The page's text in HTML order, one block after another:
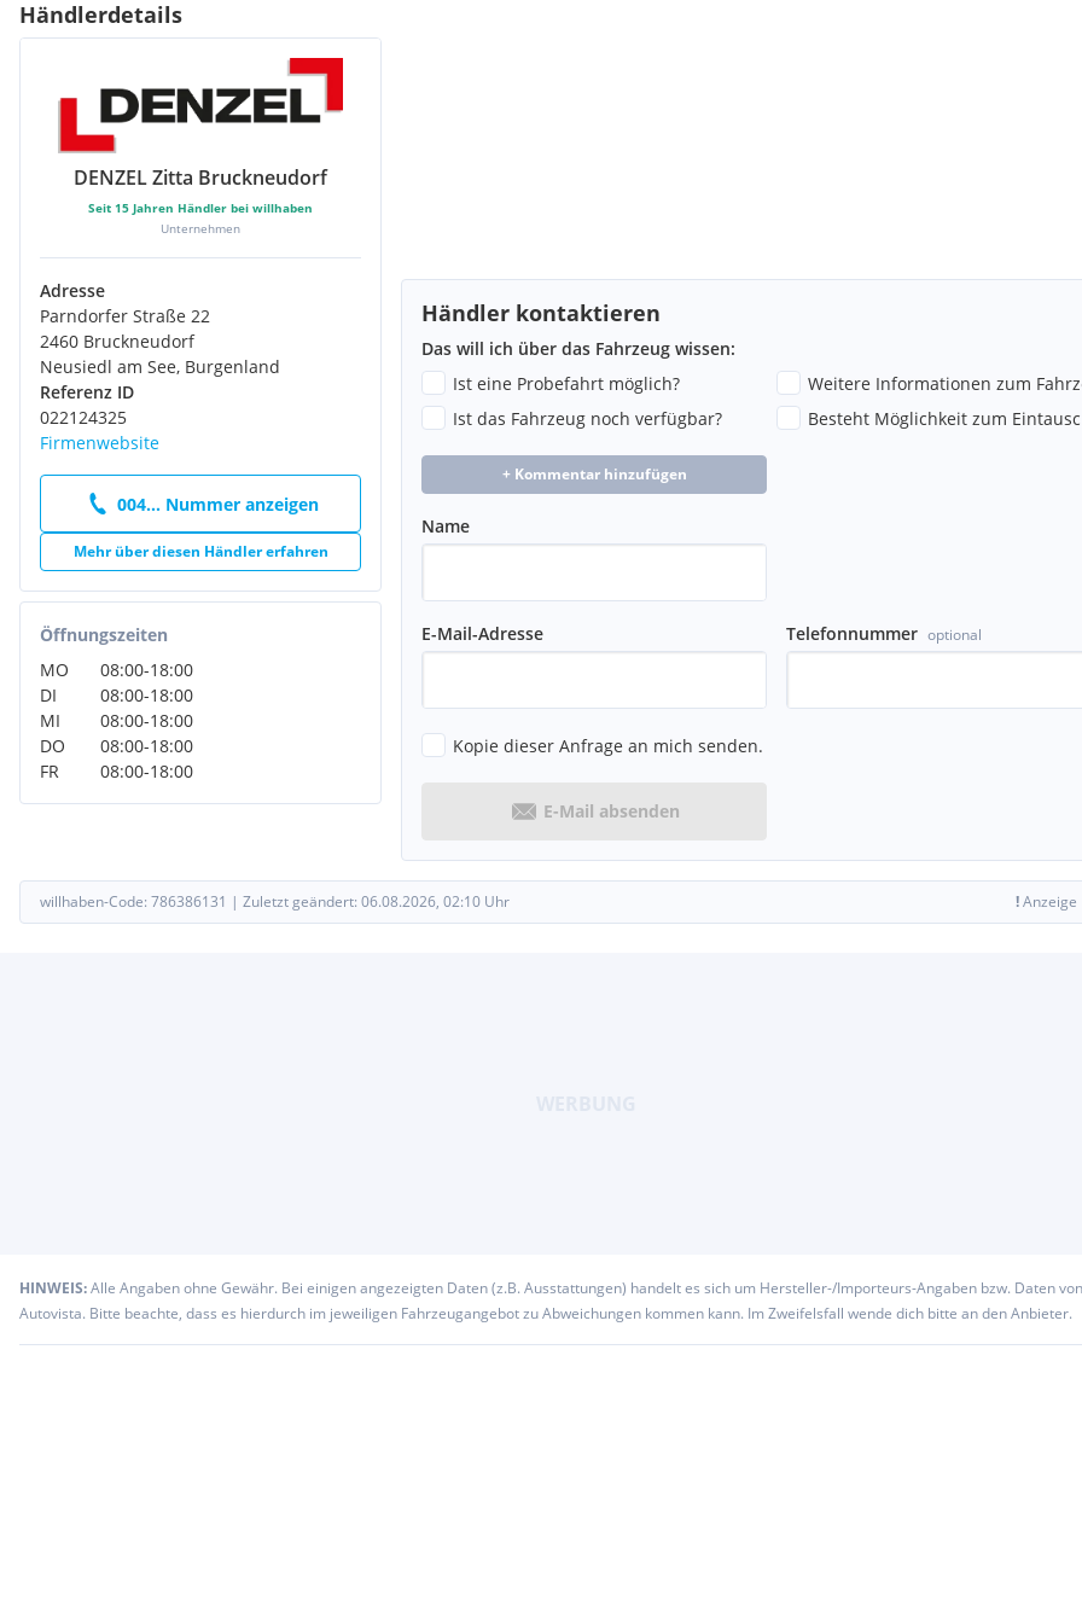
Händlerdetails
DENZEL Zitta Bruckneudorf
Seit 15 Jahren Händler bei willhaben
Unternehmen
Adresse
Parndorfer Straße 22
2460 Bruckneudorf
Neusiedl am See, Burgenland
Referenz ID
022124325
Firmenwebsite
004... Nummer anzeigen
Mehr über diesen Händler erfahren
Öffnungszeiten
MO
08:00-18:00
DI
08:00-18:00
MI
08:00-18:00
DO
08:00-18:00
FR
08:00-18:00
Händler kontaktieren
Das will ich über das Fahrzeug wissen:
Ist eine Probefahrt möglich?
Weitere Informationen zum
Ist das Fahrzeug noch verfügbar?
Besteht Möglichkeit zum
+ Kommentar hinzufügen
Name
E-Mail-Adresse Telefonnummer optional
Kopie dieser Anfrage an mich senden.
E-Mail absenden
willhaben-Code: 786386131 | Zuletzt geändert: 06.08.2026, 02:10 Uhr !Anzeige
HINWEIS:Alle Angaben ohne Gewähr. Bei einigen angezeigten Daten (z.B. Ausstattungen) handelt es sich um Hersteller-/Importeurs-Angaben bzw. Daten von
Autovista. Bitte beachte, dass es hierdurch im jeweiligen Fahrzeugangebot zu Abweichungen kommen kann. Im Zweifelsfall wende dich bitte an den Anbieter.